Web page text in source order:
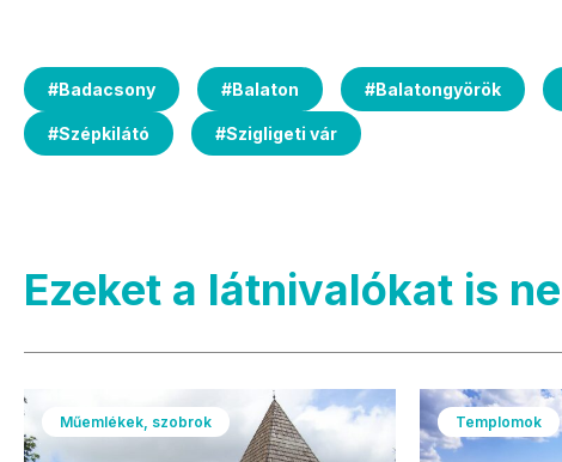
#Badacsony #Balaton #Balatongyörök
#Szépkilátó #Szigligeti vár
Ezeket a látnivalókat is
Műemlékek, szobrok Templomok